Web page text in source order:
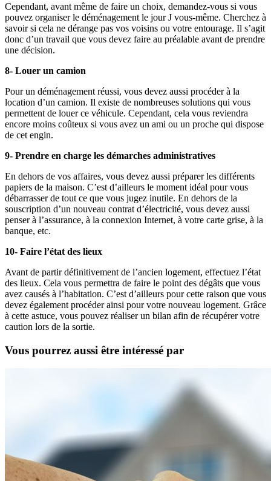
Cependant, avant même de faire un choix, demandez-vous si vous
pouvez organiser le déménagement le jour J vous-même. Cherchez à
savoir si cela ne dérange pas vos voisins ou votre entourage. Il s’agit
donc d’un travail que vous devez faire au préalable avant de prendre
une décision.
8- Louer un camion
Pour un déménagement réussi, vous devez aussi procéder à la
location d’un camion. Il existe de nombreuses solutions qui vous
permettent de louer ce véhicule. Cependant, cela vous reviendra
encore moins coûteux si vous avez un ami ou un proche qui dispose
de cet engin.
9- Prendre en charge les démarches administratives
En dehors de vos affaires, vous devez aussi préparer les différents
papiers de la maison. C’est d’ailleurs le moment idéal pour vous
débarrasser de tout ce que vous jugez inutile. En dehors de la
souscription d’un nouveau contrat d’électricité, vous devez aussi
penser à l’assurance, à la connexion Internet, à votre carte grise, à la
banque, etc.
10- Faire l’état des lieux
Avant de partir définitivement de l’ancien logement, effectuez l’état
des lieux. Cela vous permettra de faire le point des dégâts que vous
avez causés à l’habitation. C’est d’ailleurs pour cette raison que vous
devez également procéder ainsi pour votre nouveau logement. Grâce
à cette astuce, vous pouvez réaliser un bilan afin de récupérer votre
caution lors de la sortie.
Vous pourrez aussi être intéressé par